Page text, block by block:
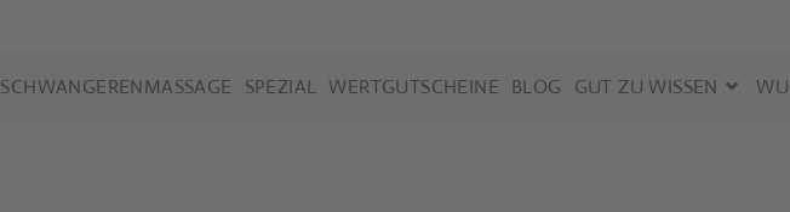
SCHWANGERENMASSAGE SPEZIAL WERTGUTSCHEINE BLOG GUT ZU WISSEN